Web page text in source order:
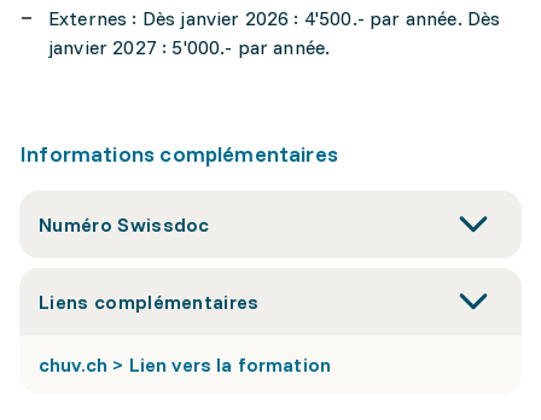
Externes : Dès janvier 2026 : 4'500.- par année. Dès
janvier 2027 : 5'000.- par année.
Informations complémentaires
Numéro Swissdoc
Liens complémentaires
chuv.ch > Lien vers la formation